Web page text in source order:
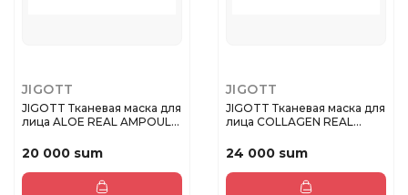
JIGOTT
JIGOTT Тканевая маска для
лица ALOE REAL AMPOULE
20 000 sum
JIGOTT
JIGOTT Тканевая маска для
лица COLLAGEN REAL
24 000 sum